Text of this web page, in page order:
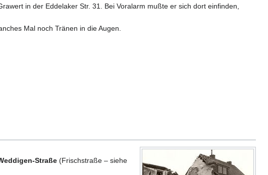
in der Eddelaker Str. 31. Bei Voralarm mußte er sich dort einfinden,
Mal noch Tränen in die Augen.
Straße (Frischstraße – siehe